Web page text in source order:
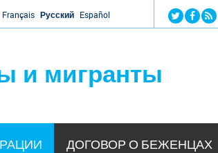
Jump
Français Русский Español
и мигранты
ДОГОВОР О БЕЖЕНЦАХ